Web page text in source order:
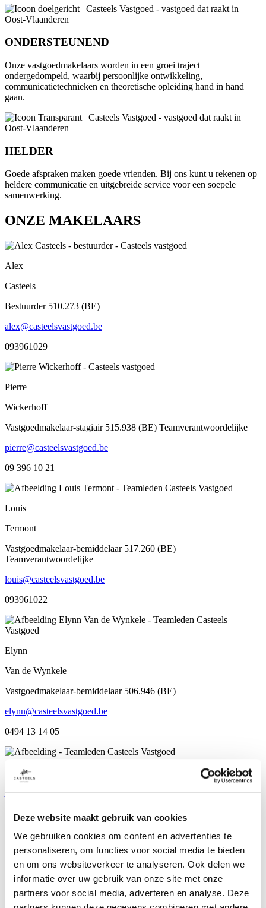
Deze website maakt gebruik van cookies
We gebruiken cookies om content en advertenties te
personaliseren, om functies voor social media te bieden
en om ons websiteverkeer te analyseren. Ook delen we
informatie over uw gebruik van onze site met onze
partners voor social media, adverteren en analyse. Deze
ONDERSTEUNEND
Onze vastgoedmakelaars worden in een groei traject
ondergedompeld, waarbij persoonlijke ontwikkeling,
communicatietechnieken en theoretische opleiding hand in hand
gaan.
HELDER
Goede afspraken maken goede vrienden. Bij ons kunt u rekenen op
heldere communicatie en uitgebreide service voor een soepele
samenwerking.
ONZE MAKELAARS
Alex
Casteels
Bestuurder 510.273 (BE)
alex@casteelsvastgoed.be
093961029
Pierre
Wickerhoff
Vastgoedmakelaar-stagiair 515.938 (BE) Teamverantwoordelijke
pierre@casteelsvastgoed.be
09 396 10 21
Louis
Termont
Vastgoedmakelaar-bemiddelaar 517.260 (BE)
Teamverantwoordelijke
louis@casteelsvastgoed.be
093961022
Elynn
Van de Wynkele
Vastgoedmakelaar-bemiddelaar 506.946 (BE)
elynn@casteelsvastgoed.be
0494 13 14 05
Ben jij de volgende?
jobs@casteelsvastgoed.be
092309910
Suzanne
Dossierverantwoordelijke